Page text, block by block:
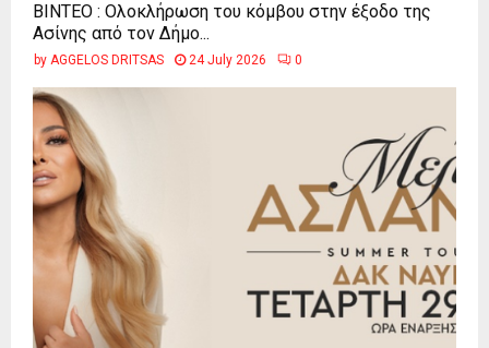
ΒΙΝΤΕΟ : Ολοκλήρωση του κόμβου στην έξοδο της
Ασίνης από τον Δήμο...
by AGGELOS DRITSAS 24 July 2026 0